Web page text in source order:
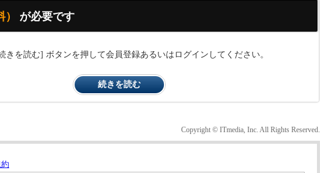
が必要です
きを読む] ボタンを押して会員登録あるいはログインしてください。
続きを読む
Copyright © ITmedia, Inc. All Rights Reserved.